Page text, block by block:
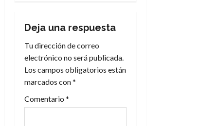
c
i
ó
n
d
Deja una respuesta
Tu dirección de correo
electrónico no será publicada.
Los campos obligatorios están
marcados con*
Comentario *